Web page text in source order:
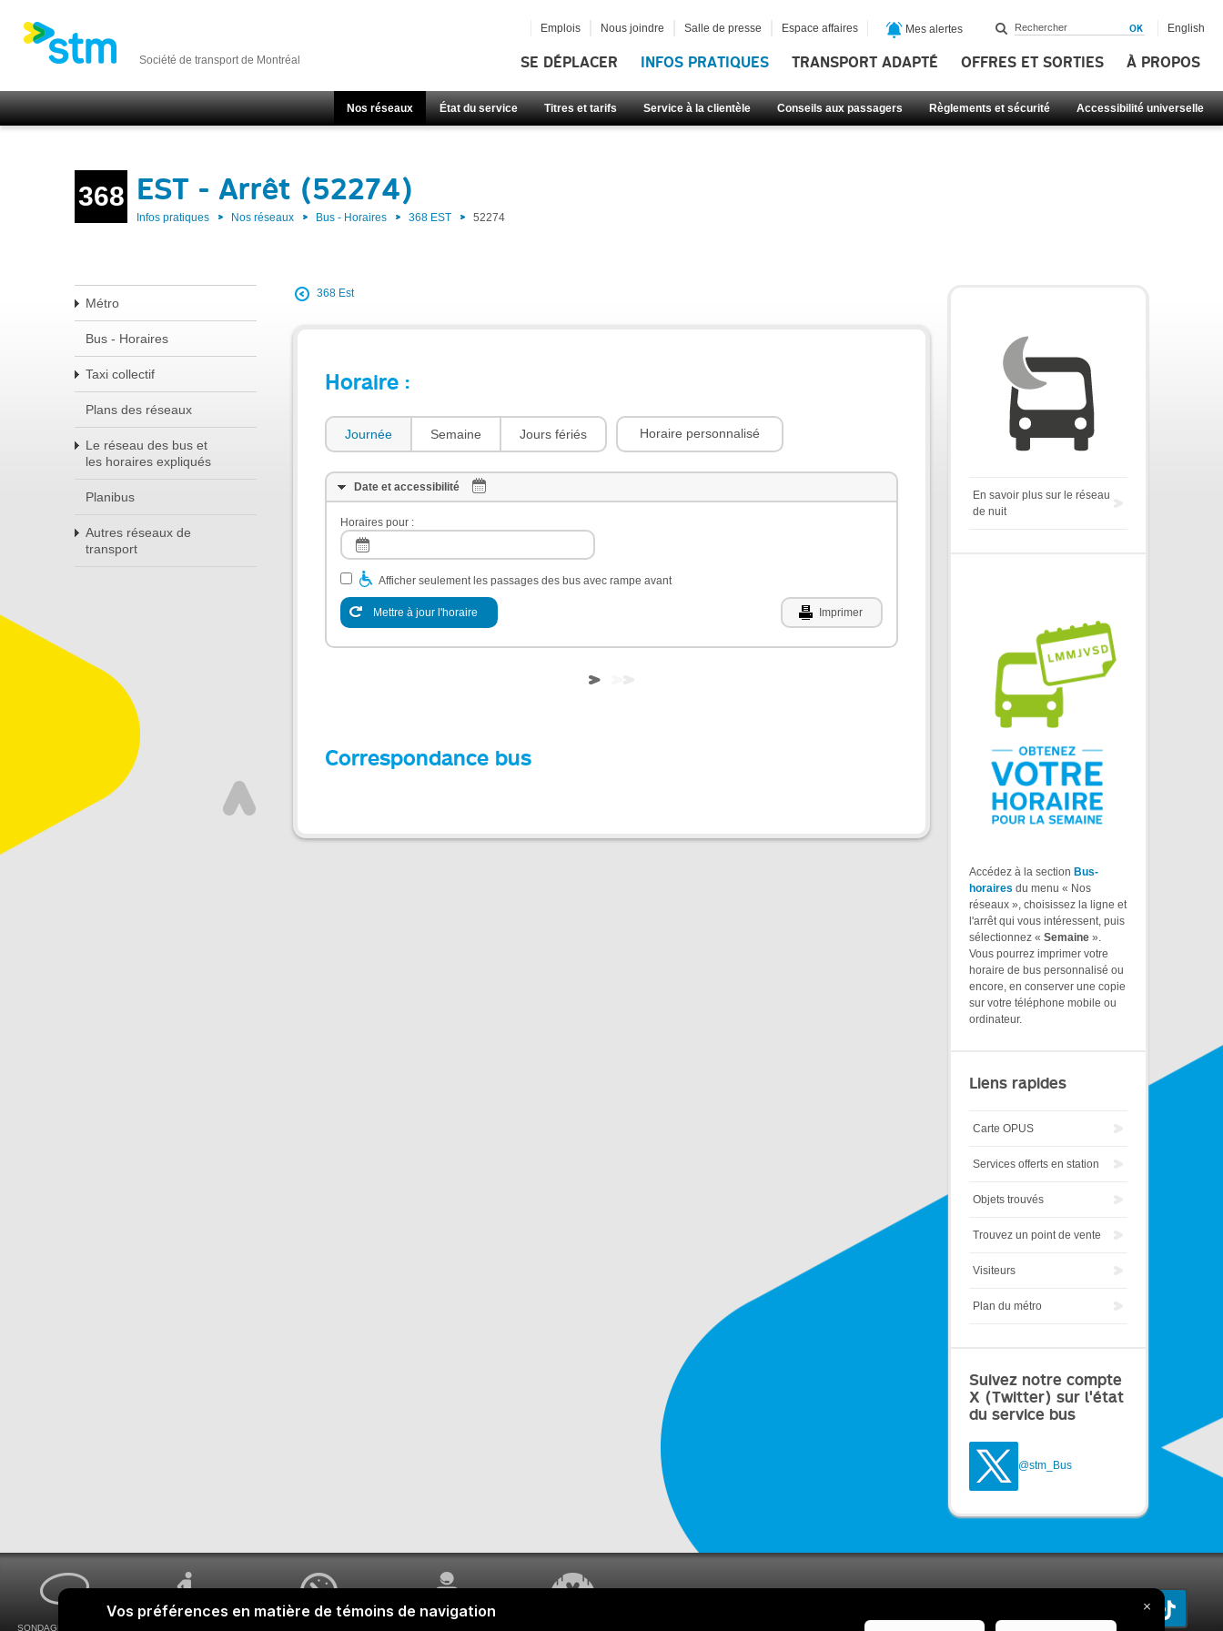
Société de transport de Montréal SE DÉPLACER INFOS PRATIQUES TRANSPORT ADAPTÉ OFFRES ET SORTIES À PROPOS
Nos réseaux État du service Titres et tarifs Service à la clientèle Conseils aux passagers Règlements et sécurité Accessibilité universelle
Emplois Nous joindre Salle de presse Espace affaires Mes alertes English
368 EST - Arrêt (52274)
Infos pratiques Nos réseaux Bus - Horaires 368 EST 52274
Métro
Bus - Horaires
Taxi collectif
Plans des réseaux
Le réseau des bus et
les horaires expliqués
Planibus
Autres réseaux de
transport
368 Est
Horaire :
Journée Semaine Jours fériés Horaire personnalisé
Date et accessibilité
Horaires pour :
Afficher seulement les passages des bus avec rampe avant
Mettre à jour l'horaire Imprimer
Correspondance bus
En savoir plus sur le réseau
de nuit
Accédez à la section Bus-
horaires du menu « Nos
réseaux », choisissez la ligne et
l'arrêt qui vous intéressent, puis
sélectionnez « Semaine ».
Vous pourrez imprimer votre
horaire de bus personnalisé ou
encore, en conserver une copie
sur votre téléphone mobile ou
ordinateur.
Liens rapides
Carte OPUS
Services offerts en station
Objets trouvés
Trouvez un point de vente
Visiteurs
Plan du métro
Suivez notre compte
X (Twitter) sur l'état
du service bus
@stm_Bus
SONDAGES MA VOIX